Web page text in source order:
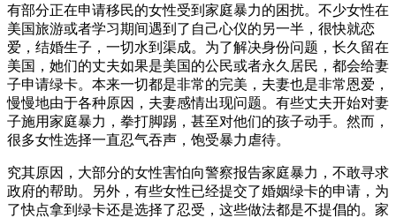
有部分正在申请移民的女性受到家庭暴力的困扰。不少女性在
美国旅游或者学习期间遇到了自己心仪的另一半，很快就恋
爱，结婚生子，一切水到渠成。为了解决身份问题，长久留在
美国，她们的丈夫如果是美国的公民或者永久居民，都会给妻
子申请绿卡。本来一切都是非常的完美，夫妻也是非常恩爱，
慢慢地由于各种原因，夫妻感情出现问题。有些丈夫开始对妻
子施用家庭暴力，拳打脚踢，甚至对他们的孩子动手。然而，
很多女性选择一直忍气吞声，饱受暴力虐待。
究其原因，大部分的女性害怕向警察报告家庭暴力，不敢寻求
政府的帮助。另外，有些女性已经提交了婚姻绿卡的申请，为
了快点拿到绿卡还是选择了忍受，这些做法都是不提倡的。家